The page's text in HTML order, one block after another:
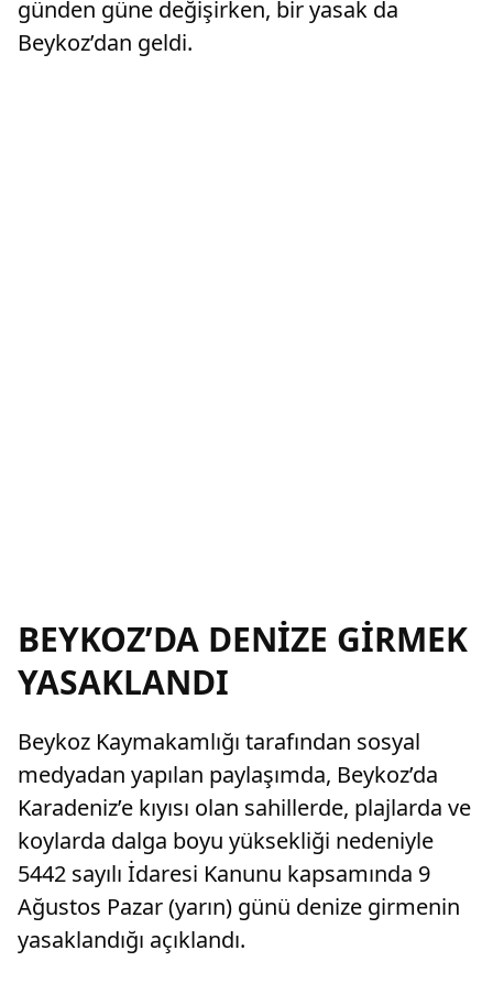
günden güne değişirken, bir yasak da
Beykoz’dan geldi.
BEYKOZ’DA DENİZE GİRMEK
YASAKLANDI
Beykoz Kaymakamlığı tarafından sosyal
medyadan yapılan paylaşımda, Beykoz’da
Karadeniz’e kıyısı olan sahillerde, plajlarda ve
koylarda dalga boyu yüksekliği nedeniyle
5442 sayılı İdaresi Kanunu kapsamında 9
Ağustos Pazar (yarın) günü denize girmenin
yasaklandığı açıklandı.